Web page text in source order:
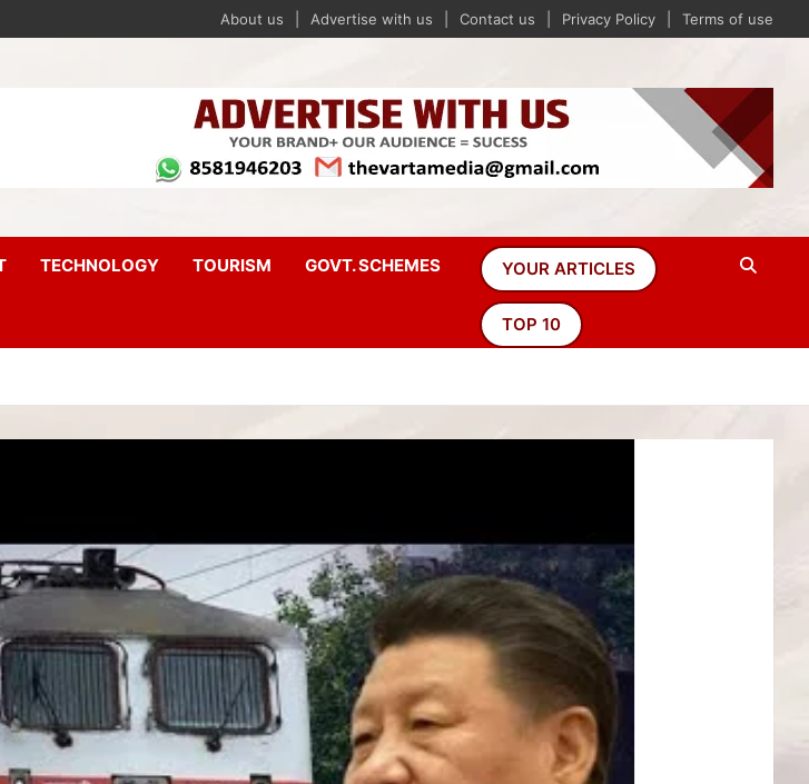
About us Advertise with us Contact us Privacy Policy Terms of use
TECHNOLOGY TOURISM GOVT. SCHEMES YOUR ARTICLES
TOP 10